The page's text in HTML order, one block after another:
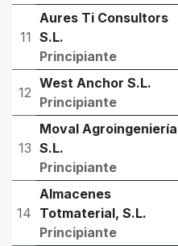
11
Aures Ti Consultors
S.L.
Principiante
12
West Anchor S.L.
Principiante
13
Moval Agroingeniería
S.L.
Principiante
14
Almacenes
Totmaterial, S.L.
Principiante